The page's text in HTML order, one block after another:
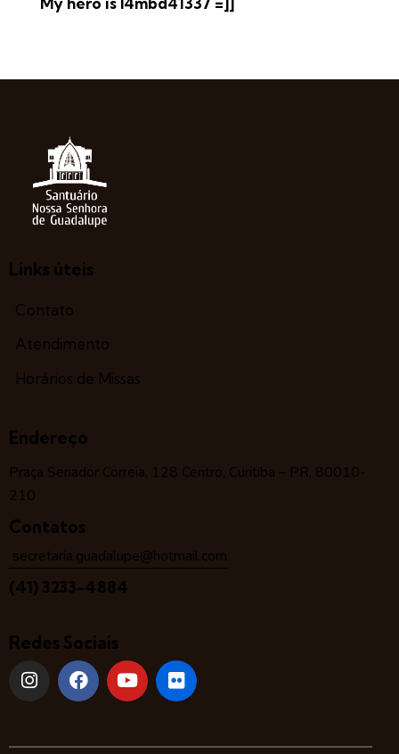
Links úteis
Contato
Atendimento
Horários de Missas
Endereço
Praça Senador Correia, 128 Centro, Curitiba – PR, 80010-
210
Contatos
secretaria.guadalupe@hotmail.com
(41) 3233-4884
Redes Sociais